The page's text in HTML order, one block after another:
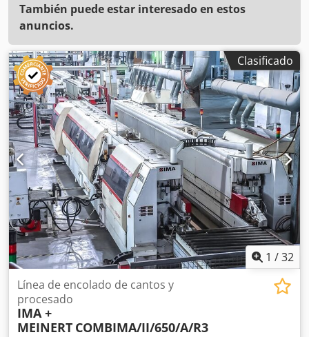
También puede estar interesado en estos
anuncios.
Clasificado
1 /32
Línea de encolado de cantos y
procesado
IMA +
MEINERT COMBIMA/II/650/A/R3